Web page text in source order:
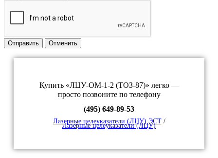
Отправить Отменить
Купить «ЛЦУ-ОМ-1-2 (ТОЗ-87)» легко —
просто позвоните по телефону
(495) 649-89-53
Лазерные целеуказатели (ЛЦУ) ЭСТ/
Лазерные целеуказатели (ЛЦУ)